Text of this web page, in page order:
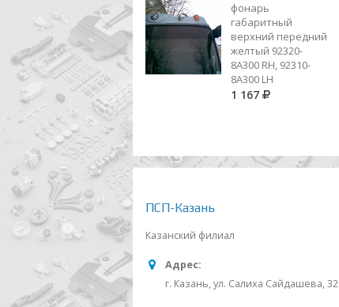
фонарь
габаритный
верхний передний
желтый 92320-
8A300 RH, 92310-
8А300 LH
1 167
ПСП-Казань
Казанский филиал
Адрес:
г. Казань, ул. Салиха Сайдашева, 32